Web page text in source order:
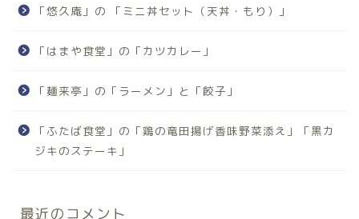
「悠久庵」の 「ミニ丼セット（天丼・もり）」
「はまや食堂」の「カツカレー」
「麺来亭」の「ラーメン」と「餃子」
「ふたば食堂」の「鶏の竜田揚げ香味野菜添え」「黒カ
ジキのステーキ」
最近のコメント